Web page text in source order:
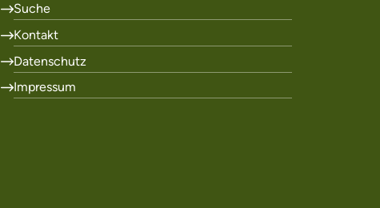
Suche
Kontakt
Datenschutz
Impressum